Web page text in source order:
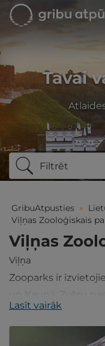
Tavai
Filtrēt
GribuAtpusties »
Viļņas Zooloģiskais
Viļņas
Viļņa
Zooparks ir
un Kauņā. Zvēru
kas iepriecinās ik
Lasīt vairāk